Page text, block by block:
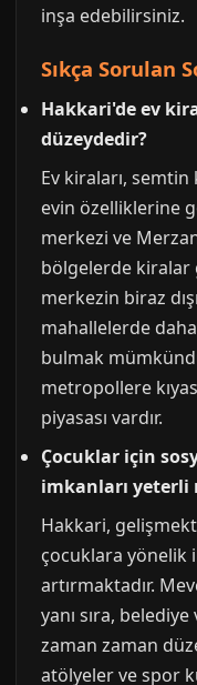
inşa edebilirsiniz.
Sıkça Sorulan
Hakkari'de ev
düzeydedir?
Ev kiraları, semtin
evin özelliklerine
merkezi ve
bölgelerde kiralar
merkezin biraz
mahallelerde
bulmak
metropollere
piyasası vardır.
Çocuklar için
imkanları yeterli
Hakkari,
çocuklara yönelik
artırmaktadır.
yanı sıra,
zaman zaman
atölyeler ve spor